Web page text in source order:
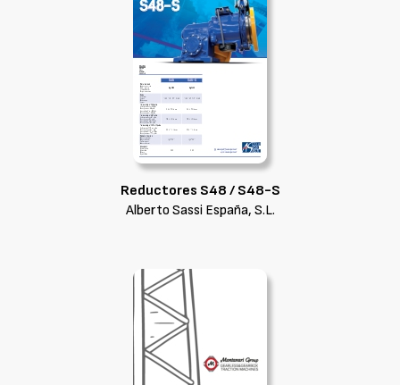
Reductores S48 / S48-S
Alberto Sassi España, S.L.